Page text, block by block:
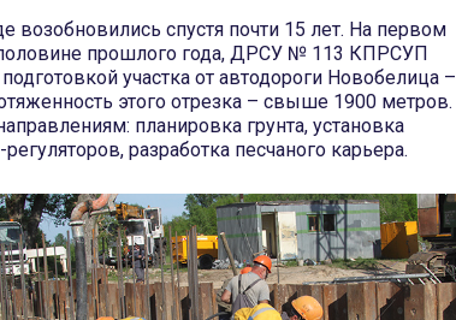
возобновились спустя почти 15 лет. На первом
половине прошлого года, ДРСУ № 113 КПРСУП
участка от автодороги Новобелица –
этого отрезка – свыше 1900 метров.
планировка грунта, установка
разработка песчаного карьера.